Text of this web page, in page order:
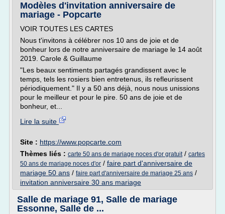
Modèles d'invitation anniversaire de
mariage - Popcarte
VOIR TOUTES LES CARTES
Nous t'invitons à célébrer nos 10 ans de joie et de
bonheur lors de notre anniversaire de mariage le 14 août
2019. Carole & Guillaume
"Les beaux sentiments partagés grandissent avec le
temps, tels les rosiers bien entretenus, ils refleurissent
périodiquement." Il y a 50 ans déjà, nous nous unissions
pour le meilleur et pour le pire. 50 ans de joie et de
bonheur, et...
Lire la suite
Site : https://www.popcarte.com
Thèmes liés : carte 50 ans de mariage noces d'or gratuit/ cartes
50 ans de mariage noces d'or / faire part d'anniversaire de
mariage 50 ans / faire part d'anniversaire de mariage 25 ans /
invitation anniversaire 30 ans mariage
Salle de mariage 91, Salle de mariage
Essonne, Salle de ...